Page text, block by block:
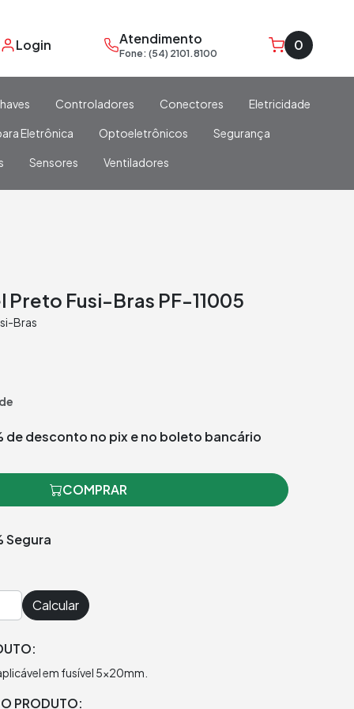
Login Atendimento
Fone: (54) 2101.8100 0
Controladores Conectores Eletricidade
Eletrônica Optoeletrônicos Segurança
Sensores Ventiladores
Preto Fusi-Bras PF-11005
Bras
de desconto no pix e no boleto bancário
COMPRAR
Segura
Calcular
em fusível 5x20mm.
PRODUTO: